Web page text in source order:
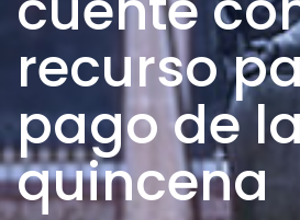
recurso
pago de
quincena